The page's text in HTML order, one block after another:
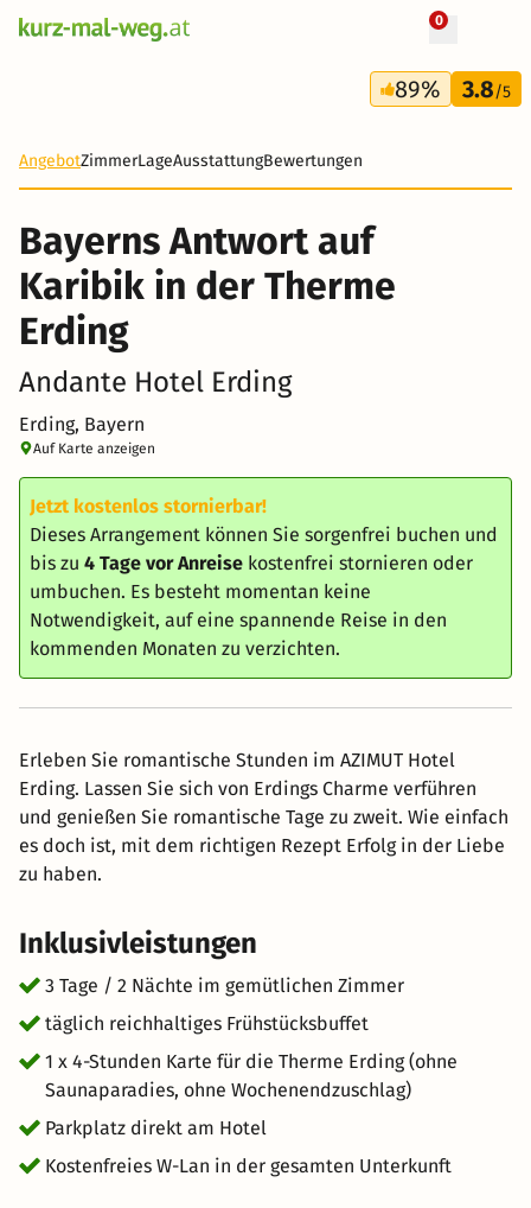
0
3 Tage
159 €
89% 3.8/5
AngebotZimmerLageAusstattungBewertungen
Bayerns Antwort auf
Karibik in der Therme
Erding
Andante Hotel Erding
Erding, Bayern
Auf Karte anzeigen
Jetzt kostenlos stornierbar!
Dieses Arrangement können Sie sorgenfrei buchen und
bis zu 4 Tage vor Anreise kostenfrei stornieren oder
umbuchen. Es besteht momentan keine
Notwendigkeit, auf eine spannende Reise in den
kommenden Monaten zu verzichten.
Erleben Sie romantische Stunden im AZIMUT Hotel
Erding. Lassen Sie sich von Erdings Charme verführen
und genießen Sie romantische Tage zu zweit. Wie einfach
es doch ist, mit dem richtigen Rezept Erfolg in der Liebe
zu haben.
Inklusivleistungen
3 Tage / 2 Nächte im gemütlichen Zimmer
täglich reichhaltiges Frühstücksbuffet
1 x 4-Stunden Karte für die Therme Erding (ohne
Saunaparadies, ohne Wochenendzuschlag)
Parkplatz direkt am Hotel
Kostenfreies W-Lan in der gesamten Unterkunft